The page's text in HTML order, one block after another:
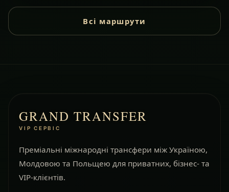
Всі маршрути
GRAND TRANSFER
VIP СЕРВІС
Преміальні міжнародні трансфери між Україною,
Молдовою та Польщею для приватних, бізнес- та
VIP-клієнтів.